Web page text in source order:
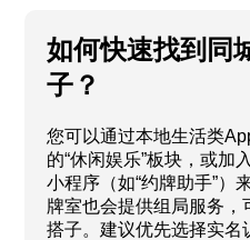
如何快速找到同
子？
您可以通过本地生活类
的“休闲娱乐”板块，或加
小程序（如“约牌助手”）
牌室也会提供组局服务
搭子。建议优先选择实名